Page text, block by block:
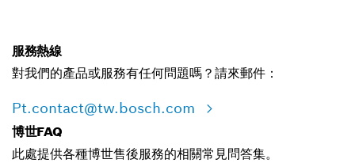
服務熱線
對我們的產品或服務有任何問題嗎？請來郵件：
Pt.contact@tw.bosch.com
博世FAQ
此處提供各種博世售後服務的相關常見問答集。